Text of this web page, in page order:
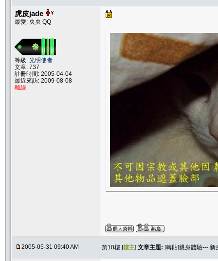
虎皮jade
最愛: 央央 QQ
等級: 光明使者
文章: 737
註冊時間: 2005-04-04
最近來訪: 2009-08-08
離線
2005-05-31 09:40 AM 第10樓 [樓主] 文章主題: [轉貼]親身體驗---